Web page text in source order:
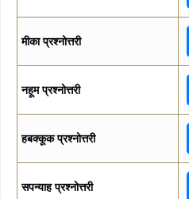
मीका प्रश्नोत्तरी
नहूम प्रश्नोत्तरी
हबक्कूक प्रश्नोत्तरी
सपन्याह प्रश्नोत्तरी